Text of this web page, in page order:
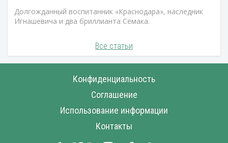
Долгожданный воспитанник «Краснодара», наследник
Игнашевича и два бриллианта Семака.
Все статьи
Конфиденциальность
Соглашение
Использование информации
Контакты